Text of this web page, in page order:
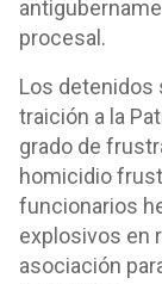
procesal.
Los detenidos
traición a la
grado de
homicidio
funcionarios
explosivos en
asociación